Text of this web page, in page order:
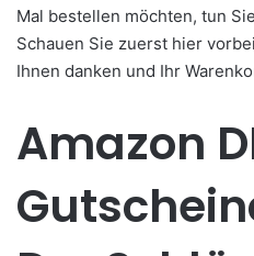
Mal bestellen möchten, tun
Schauen Sie zuerst hier
Ihnen danken und Ihr
Amazon